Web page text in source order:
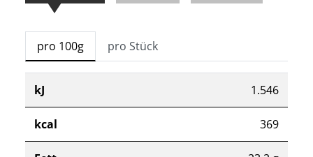
pro 100g pro Stück
kJ 1.546
kcal 369